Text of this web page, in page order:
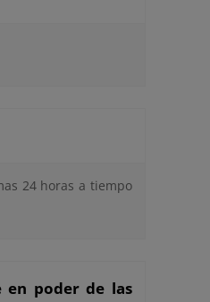
24 horas a tiempo
en poder de las